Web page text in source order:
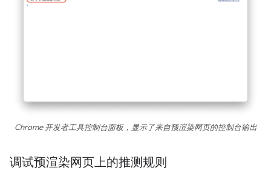
Chrome 开发者工具控制台面板，显示了来自预渲染网页的控制台输出
调试预渲染网页上的推测规则